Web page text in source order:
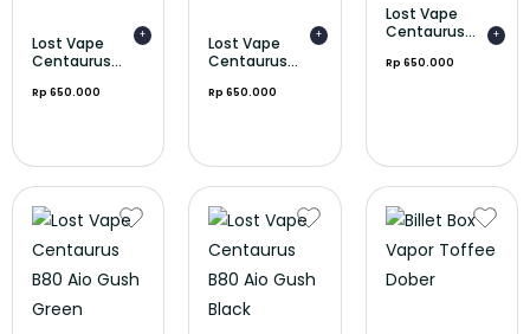
Lost Vape
Centaurus...
Rp 650.000
+
Lost Vape
Centaurus...
Rp 650.000
+
Lost Vape
Centaurus...
Rp 650.000
+